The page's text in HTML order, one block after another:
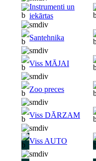
Instrumenti un
iekārtas
Santehnika
Viss MĀJAI
Zoo preces
Viss DĀRZAM
Viss AUTO